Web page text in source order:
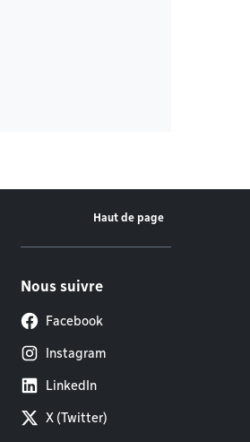
Haut de page
Nous suivre
Facebook
Instagram
LinkedIn
X (Twitter)